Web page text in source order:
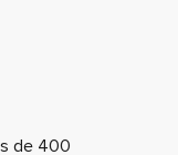
de 400